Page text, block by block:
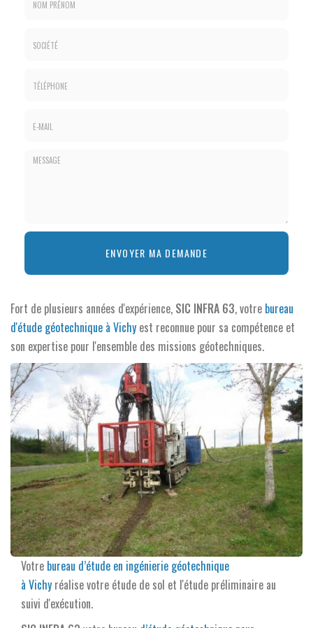
Nom
*
Société
E-
*
ENVOYER MA DEMANDE
Fort de plusieurs années d'expérience, SIC INFRA 63, votre bureau
d'étude géotechnique à Vichy est reconnue pour sa compétence et
son expertise pour l'ensemble des missions géotechniques.
Votre bureau d’étude en ingénierie géotechnique
à Vichy réalise votre étude de sol et l'étude préliminaire au
suivi d'exécution.